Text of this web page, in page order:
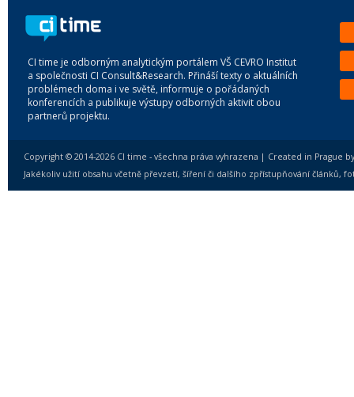
CI time je odborným analytickým portálem VŠ CEVRO Institut
a společnosti CI Consult&Research. Přináší texty o aktuálních
problémech doma i ve světě, informuje o pořádaných
konferencích a publikuje výstupy odborných aktivit obou
partnerů projektu.
Copyright © 2014-2026 CI time - všechna práva vyhrazena | Created in Prague
Jakékoliv užití obsahu včetně převzetí, šíření či dalšího zpřístupňování